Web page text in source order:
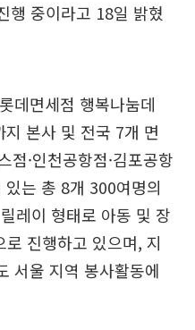
행 중이라고 18일 밝혔
데면세점 행복나눔데
본사 및 전국 7개 면
점·인천공항점·김포공항
있는 총 8개 300여명의
레이 형태로 아동 및 장
진행하고 있으며, 지
서울 지역 봉사활동에